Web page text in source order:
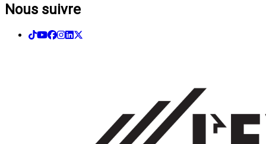
Nous suivre